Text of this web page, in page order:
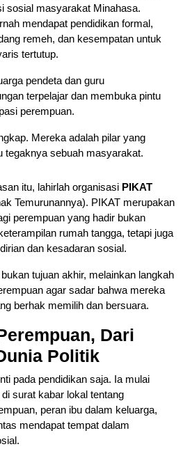
sosial masyarakat Minahasa.
mendapat pendidikan formal,
remeh, dan kesempatan untuk
tertutup.
pendeta dan guru
terpelajar dan membuka pintu
perempuan.
Mereka adalah pilar yang
tegaknya sebuah masyarakat.
itu, lahirlah organisasi PIKAT
Temurunannya). PIKAT merupakan
perempuan yang hadir bukan
rumah tangga, tetapi juga
dan kesadaran sosial.
tujuan akhir, melainkan langkah
agar sadar bahwa mereka
berhak memilih dan bersuara.
Dari
Politik
pada pendidikan saja. Ia mulai
surat kabar lokal tentang
peran ibu dalam keluarga,
mendapat tempat dalam